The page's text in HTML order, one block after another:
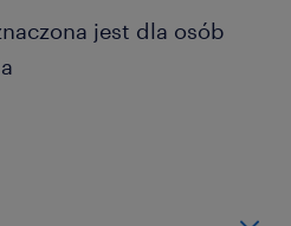
jest dla osób